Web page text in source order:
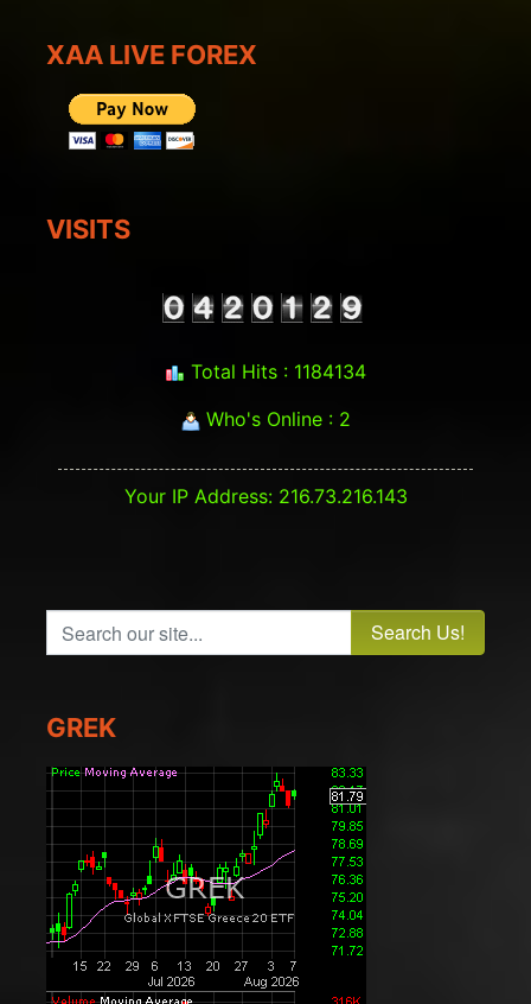
XAA LIVE FOREX
VISITS
Total Hits : 1184134
Who's Online : 2
Your IP Address: 216.73.216.143
Search our site...
GREK